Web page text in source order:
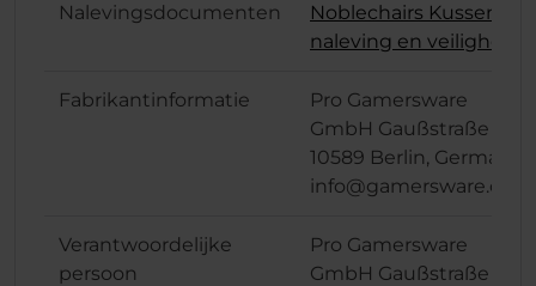
Nalevingsdocumenten
Noblechairs Kussen
naleving en veiligheid
Fabrikantinformatie
Pro Gamersware
GmbH Gaußstraße 1,
10589 Berlin, Germany
info@gamersware.com
Verantwoordelijke
persoon
Pro Gamersware
GmbH Gaußstraße 1,